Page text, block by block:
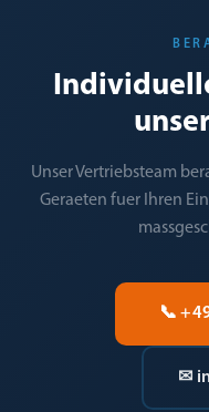
Unser Vertriebsteam
Geraeten fuer Ihren
📞
✉